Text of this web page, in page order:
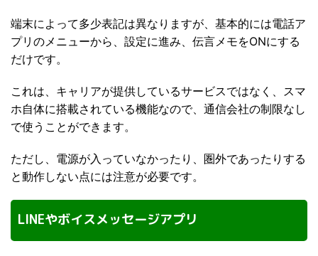
端末によって多少表記は異なりますが、基本的には電話ア
プリのメニューから、設定に進み、伝言メモをONにする
だけです。
これは、キャリアが提供しているサービスではなく、スマ
ホ自体に搭載されている機能なので、通信会社の制限なし
で使うことができます。
ただし、電源が入っていなかったり、圏外であったりする
と動作しない点には注意が必要です。
LINEやボイスメッセージアプリ